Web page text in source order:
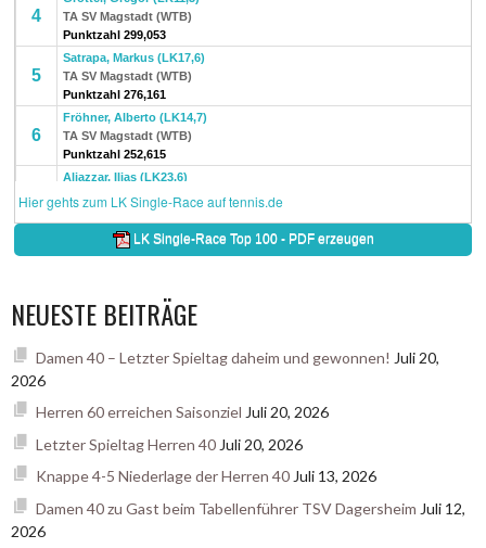
NEUESTE BEITRÄGE
Damen 40 – Letzter Spieltag daheim und gewonnen! Juli 20,
2026
Herren 60 erreichen Saisonziel Juli 20, 2026
Letzter Spieltag Herren 40 Juli 20, 2026
Knappe 4-5 Niederlage der Herren 40 Juli 13, 2026
Damen 40 zu Gast beim Tabellenführer TSV Dagersheim Juli 12,
2026